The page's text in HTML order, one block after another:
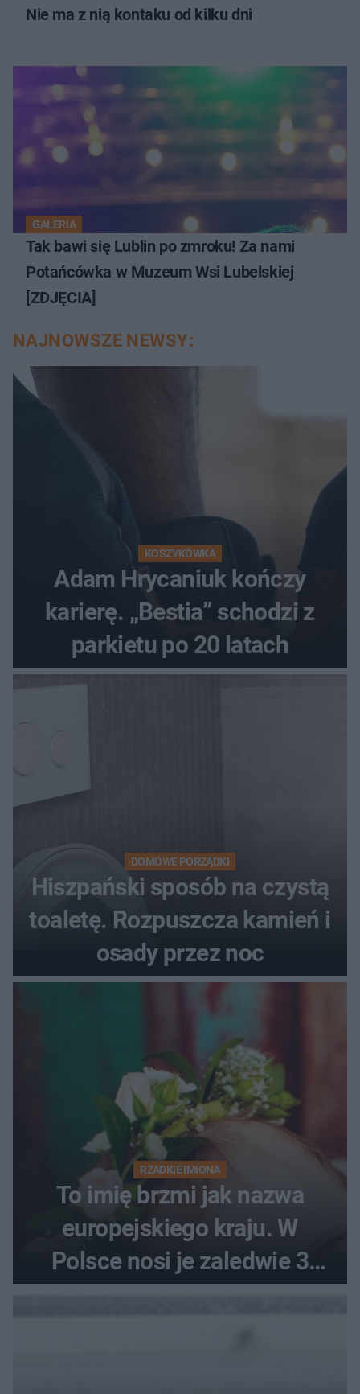
Nie ma z nią kontaku od kilku dni
GALERIA
Tak bawi się Lublin po zmroku! Za nami
Potańcówka w Muzeum Wsi Lubelskiej
[ZDJĘCIA]
NAJNOWSZE NEWSY:
KOSZYKÓWKA
Adam Hrycaniuk kończy
karierę. „Bestia” schodzi z
parkietu po 20 latach
DOMOWE PORZĄDKI
Hiszpański sposób na czystą
toaletę. Rozpuszcza kamień i
osady przez noc
RZADKIE IMIONA
To imię brzmi jak nazwa
europejskiego kraju. W
Polsce nosi je zaledwie 3